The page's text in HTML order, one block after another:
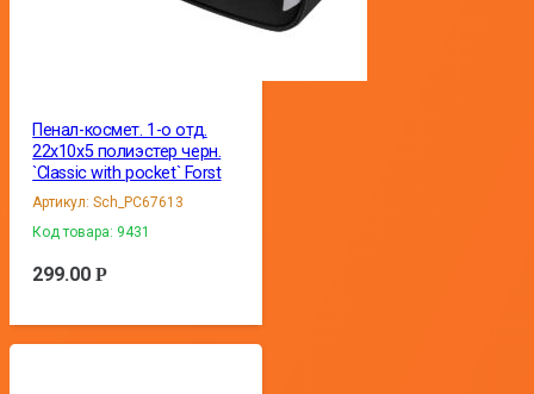
Пенал-космет. 1-о отд.
22х10х5 полиэстер черн.
`Classic with pocket` Forst
Артикул:Sch_PC67613
Код товара: 9431
299.00Р